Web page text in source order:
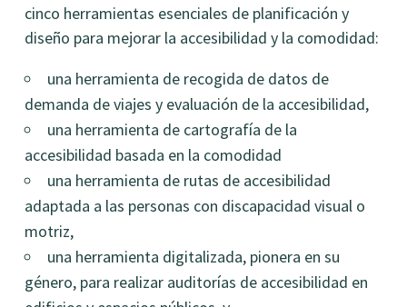
cinco herramientas esenciales de planificación y
diseño para mejorar la accesibilidad y la comodidad:
una herramienta de recogida de datos de
demanda de viajes y evaluación de la accesibilidad,
una herramienta de cartografía de la
accesibilidad basada en la comodidad
una herramienta de rutas de accesibilidad
adaptada a las personas con discapacidad visual o
motriz,
una herramienta digitalizada, pionera en su
género, para realizar auditorías de accesibilidad en